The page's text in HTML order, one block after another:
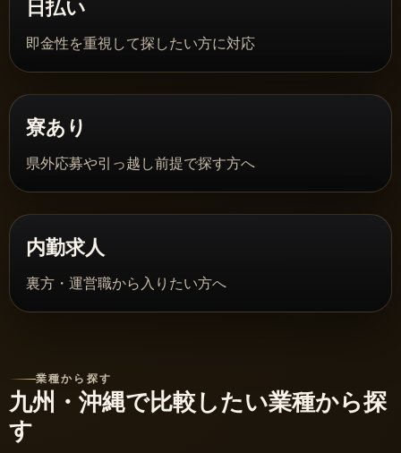
日払い
即金性を重視して探したい方に対応
寮あり
県外応募や引っ越し前提で探す方へ
内勤求人
裏方・運営職から入りたい方へ
業種から探す
九州・沖縄で比較したい業種から探
す